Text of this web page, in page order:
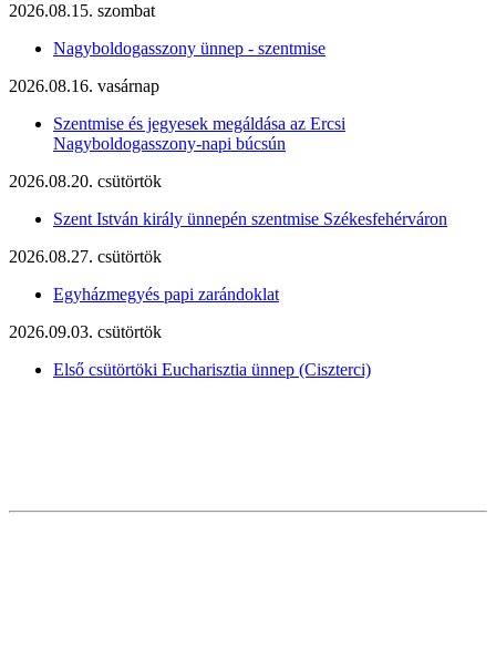
2026.08.15. szombat
Nagyboldogasszony ünnep - szentmise
2026.08.16. vasárnap
Szentmise és jegyesek megáldása az Ercsi
Nagyboldogasszony-napi búcsún
2026.08.20. csütörtök
Szent István király ünnepén szentmise Székesfehérváron
2026.08.27. csütörtök
Egyházmegyés papi zarándoklat
2026.09.03. csütörtök
Első csütörtöki Eucharisztia ünnep (Ciszterci)